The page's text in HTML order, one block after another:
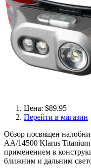
Цена: $89.95
Перейти в магазин
Обзор посвящен
АА/14500 Klarus
применением в
ближним и дальним